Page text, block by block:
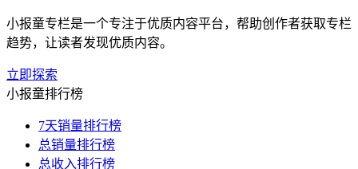
小报童专栏是一个专注于优质内容平台，帮助创作者获取专栏
趋势，让读者发现优质内容。
立即探索
小报童排行榜
7天销量排行榜
总销量排行榜
总收入排行榜